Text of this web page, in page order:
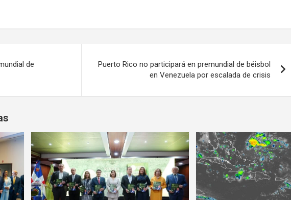
de
Puerto Rico no participará en premundial de béisbol
en Venezuela por escalada de crisis